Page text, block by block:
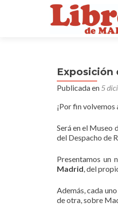
Exposición
Publicada en 5
¡Por fin volvemos
Será en el Museo
del Despacho de
Presentamos un
Madrid, del
Además, cada
de otra, sobre